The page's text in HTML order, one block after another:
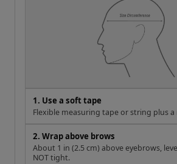
1. Use a soft tape
Flexible measuring tape or string plus a
2. Wrap above brows
About 1 in (2.5 cm) above eyebrows,
NOT tight.